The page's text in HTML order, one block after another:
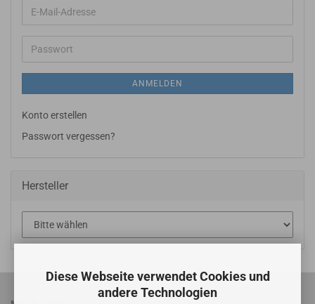
Diese Webseite verwendet Cookies und
andere Technologien
E-
Mail-
Adresse
Passwort
ANMELDEN
Konto erstellen
Passwort vergessen?
Hersteller